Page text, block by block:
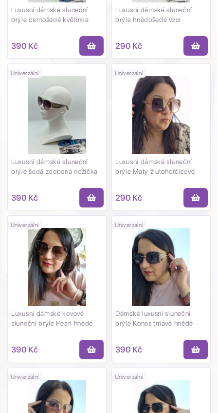
Luxusní dámské sluneční
brýle černošedé květinka
390 Kč
Luxusní dámské sluneční
brýle hnědošedé vzor
290 Kč
Univerzální
Luxusní dámské sluneční
brýle šedá zdobená nožička
390 Kč
Univerzální
Luxusní dámské sluneční
brýle Maty žlutohořčicové
290 Kč
Univerzální
Luxusní dámské kovové
sluneční brýle Pearl hnědé
390 Kč
Univerzální
Dámské luxusní sluneční
brýle Konos tmavě hnědé
390 Kč
Univerzální Univerzální